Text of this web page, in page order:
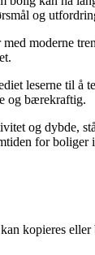
og
moderne
leserne til å
og bærekraftig.
og dybde,
for boliger
kopieres eller